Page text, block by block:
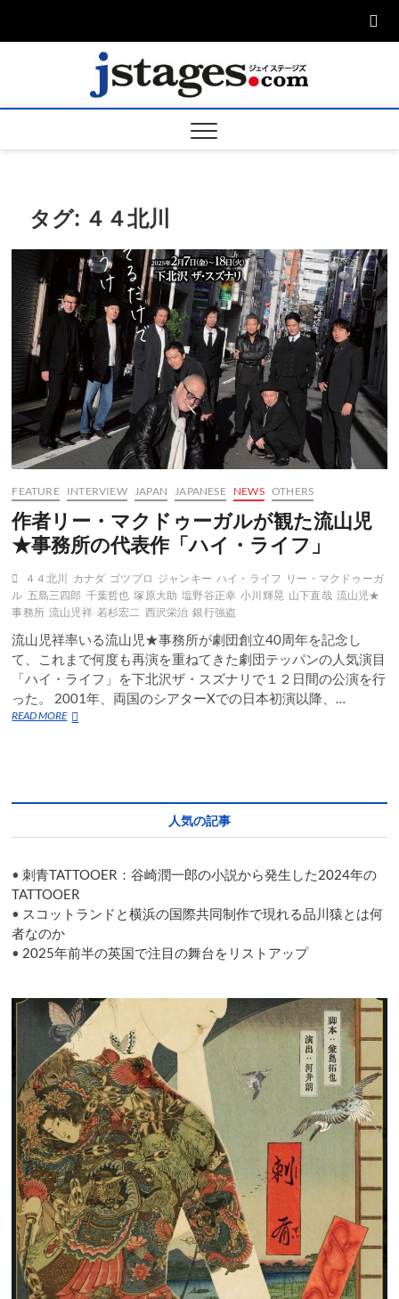
ージ
タグ: ４４北川
FEATURE INTERVIEW JAPAN JAPANESE NEWS OTHERS
作者リー・マクドゥーガルが観た流山児
★事務所の代表作「ハイ・ライフ」
４４北川 カナダ ゴツプロ ジャンキー ハイ・ライフ リー・マクドゥーガ
ル 五島三四郎 千葉哲也 塚原大助 塩野谷正幸 小川輝晃 山下直哉 流山児★
事務所 流山児祥 若杉宏二 西沢栄治 銀行強盗
流山児祥率いる流山児★事務所が劇団創立40周年を記念し
て、これまで何度も再演を重ねてきた劇団テッパンの人気演目
「ハイ・ライフ」を下北沢ザ・スズナリで１２日間の公演を行
った。 2001年、両国のシアターXでの日本初演以降、…
READ MORE作
ー
ル
が
観
た
山
事
務
所
の
代
表
作
「ハ
イ・
ラ
イ
フ」
人気の記事
•刺青TATTOOER：谷崎潤一郎の小説から発生した2024年の
TATTOOER
• スコットランドと横浜の国際共同制作で現れる品川猿とは何
者なのか
• 2025年前半の英国で注目の舞台をリストアップ